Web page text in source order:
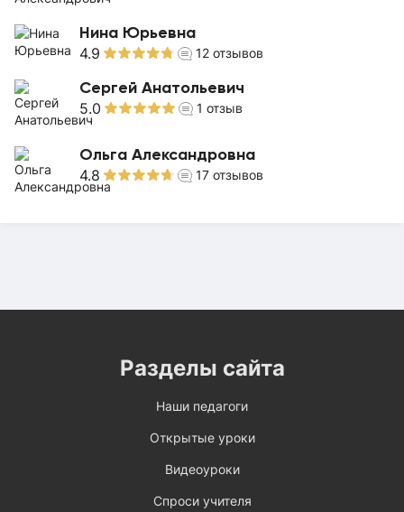
Нина Юрьевна
4.9 12 отзывов
Сергей Анатольевич
5.0 1 отзыв
Ольга Александровна
4.8 17 отзывов
Разделы сайта
Наши педагоги
Открытые уроки
Видеоуроки
Спроси учителя